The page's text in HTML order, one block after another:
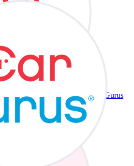
CarGurus